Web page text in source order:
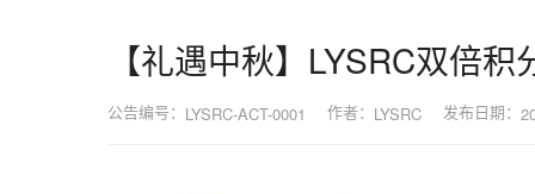
【礼遇中秋】LYSRC双倍
公告编号： LYSRC-ACT-0001 作者： LYSRC 发布日期：